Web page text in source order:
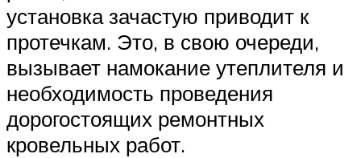
установка зачастую приводит к
протечкам. Это, в свою очереди,
вызывает намокание утеплителя и
необходимость проведения
дорогостоящих ремонтных
кровельных работ.